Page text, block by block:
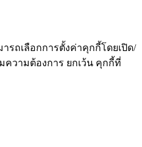
รถเลือกการตั้งค่าคุกกี้โดยเปิด/
ความต้องการ ยกเว้น คุกกี้ที่